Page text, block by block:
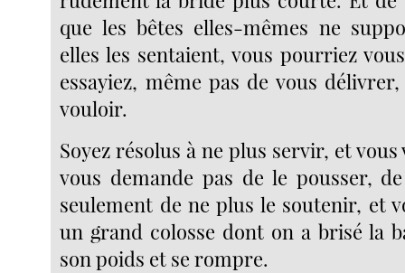
que les bêtes elles-mêmes ne
elles les sentaient, vous pourriez
essayiez, même pas de vous
vouloir.
Soyez résolus à ne plus servir, et vous
vous demande pas de le pousser,
seulement de ne plus le soutenir, et
un grand colosse dont on a brisé la
son poids et se rompre.